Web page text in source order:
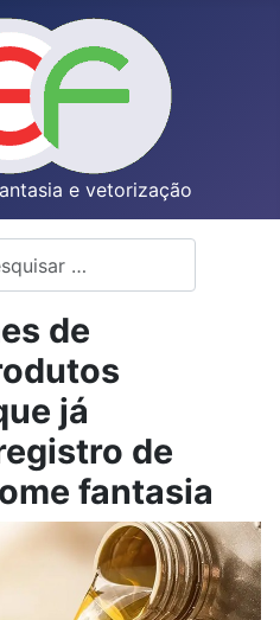
e vetorização
de
já
de
fantasia